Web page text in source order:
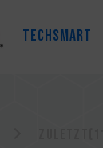
TECHSMART